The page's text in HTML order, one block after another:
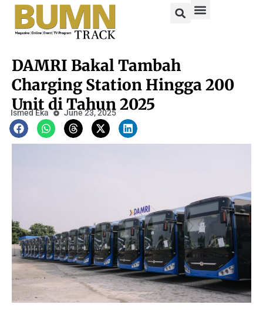
DAMRI Bakal Tambah
Charging Station Hingga 200
Unit di Tahun 2025
Ismed Eka June 23, 2025